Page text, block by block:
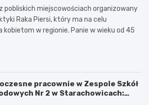
pobliskich miejscowościach organizowany
Raka Piersi, który ma na celu
kobietom w regionie. Panie w wieku od 45
pracownie w Zespole Szkół
Nr 2 w Starachowicach: